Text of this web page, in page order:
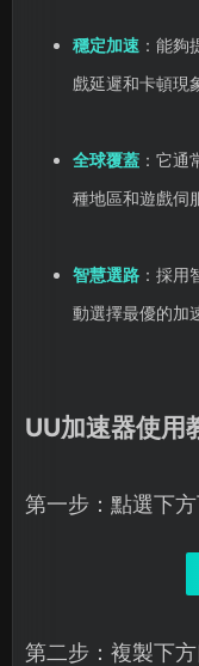
穩定加速 ：能
戲延遲和卡頓現
全球覆蓋 ：它
種地區和遊戲伺
智慧選路 ：採
動選擇最優的加
UU加速器使用
第一步：點選下
第二步：複製下